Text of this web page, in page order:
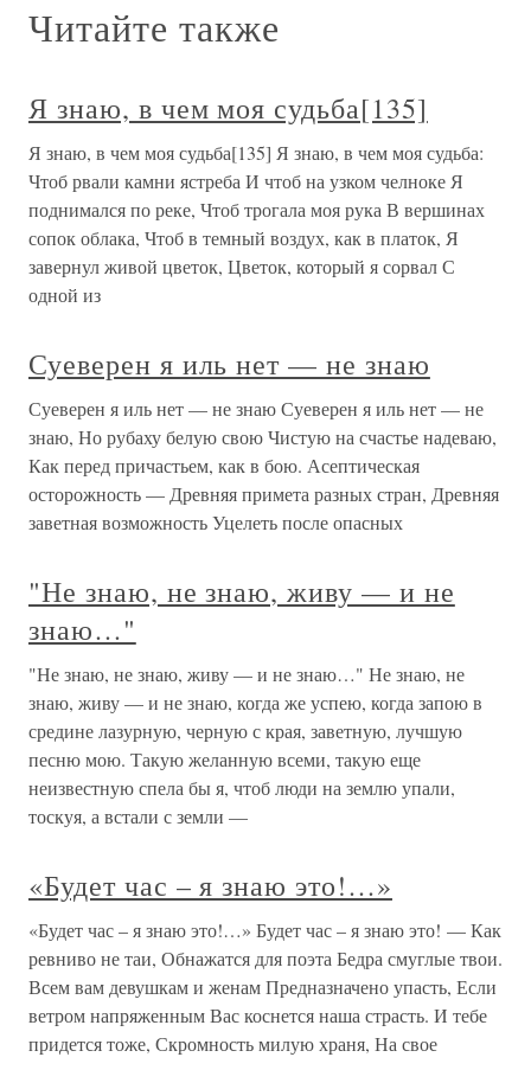
Читайте также
Я знаю, в чем моя судьба[135]
Я знаю, в чем моя судьба[135] Я знаю, в чем моя судьба:
Чтоб рвали камни ястреба И чтоб на узком челноке Я
поднимался по реке, Чтоб трогала моя рука В вершинах
сопок облака, Чтоб в темный воздух, как в платок, Я
завернул живой цветок, Цветок, который я сорвал С
одной из
Суеверен я иль нет — не знаю
Суеверен я иль нет — не знаю Суеверен я иль нет — не
знаю, Но рубаху белую свою Чистую на счастье надеваю,
Как перед причастьем, как в бою. Асептическая
осторожность — Древняя примета разных стран, Древняя
заветная возможность Уцелеть после опасных
"Не знаю, не знаю, живу — и не
знаю…"
"Не знаю, не знаю, живу — и не знаю…" Не знаю, не
знаю, живу — и не знаю, когда же успею, когда запою в
средине лазурную, черную с края, заветную, лучшую
песню мою. Такую желанную всеми, такую еще
неизвестную спела бы я, чтоб люди на землю упали,
тоскуя, а встали с земли —
«Будет час – я знаю это!…»
«Будет час – я знаю это!…» Будет час – я знаю это! — Как
ревниво не таи, Обнажатся для поэта Бедра смуглые твои.
Всем вам девушкам и женам Предназначено упасть, Если
ветром напряженным Вас коснется наша страсть. И тебе
придется тоже, Скромность милую храня, На свое